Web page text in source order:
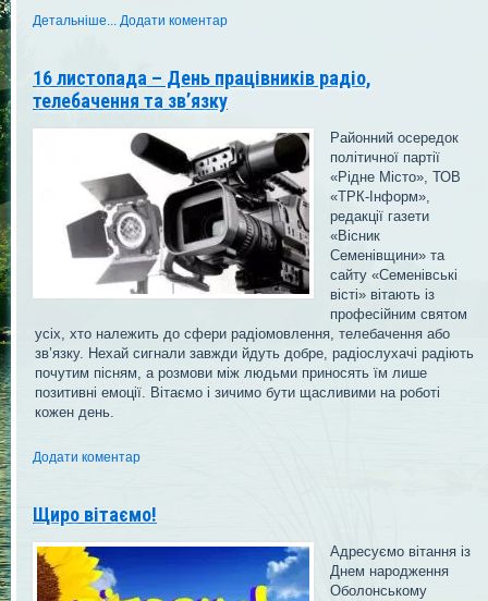
Детальніше... Додати коментар
16 листопада – День працівників радіо,
телебачення та зв’язку
Районний осередок
політичної партії
«Рідне Місто», ТОВ
«ТРК-Інформ»,
редакції газети
«Вісник
Семенівщини» та
сайту «Семенівські
вісті» вітають із
професійним святом
усіх, хто належить до сфери радіомовлення, телебачення або
зв’язку. Нехай сигнали завжди йдуть добре, радіослухачі радіють
почутим пісням, а розмови між людьми приносять їм лише
позитивні емоції. Вітаємо і зичимо бути щасливими на роботі
кожен день.
Додати коментар
Щиро вітаємо!
Адресуємо вітання із
Днем народження
Оболонському